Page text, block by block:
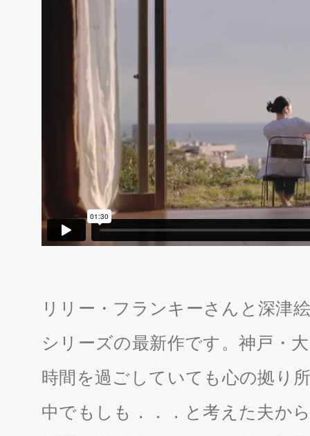
リリー・フランキーさんと深津
シリーズの最新作です。神戸・
時間を過ごしていても心の拠り
中でもしも．．．と考えた夫か